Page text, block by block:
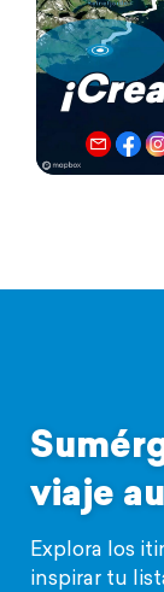
viaje
Explora los
inspirar tu